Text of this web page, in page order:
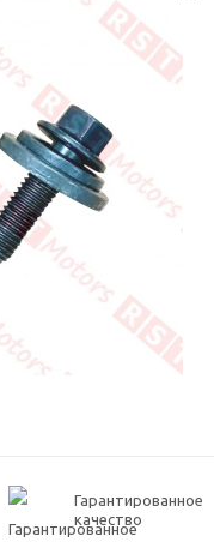
Гарантированное
качество